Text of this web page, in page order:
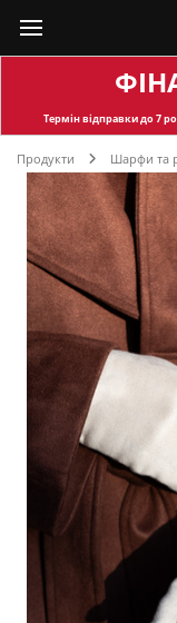
Термін відправкидо 7
Продукти Шарфи та